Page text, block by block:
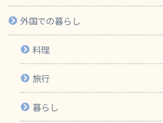
外国での暮らし
料理
旅行
暮らし